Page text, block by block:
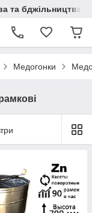
та бджільництва
Медогонки